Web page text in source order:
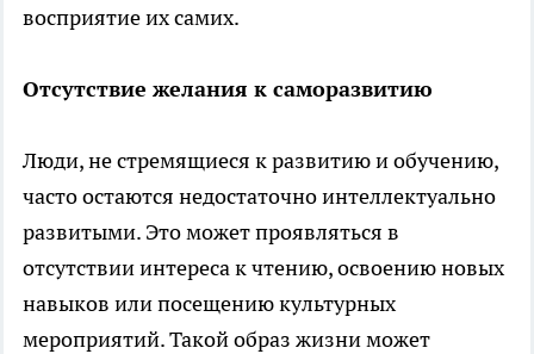
восприятие их самих.
Отсутствие желания к саморазвитию
Люди, не стремящиеся к развитию и обучению,
часто остаются недостаточно интеллектуально
развитыми. Это может проявляться в
отсутствии интереса к чтению, освоению новых
навыков или посещению культурных
мероприятий. Такой образ жизни может